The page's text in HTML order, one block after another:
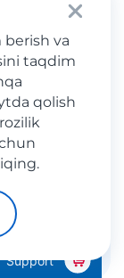
berish va
taqdim
qolish
Support